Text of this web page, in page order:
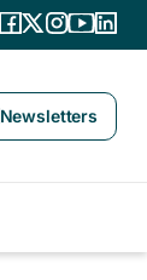
Newsletters